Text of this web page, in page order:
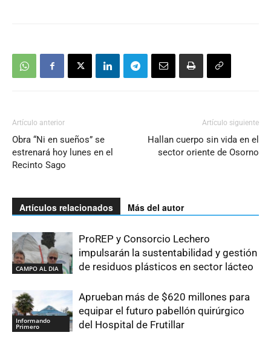
Artículo anterior
Obra “Ni en sueños” se
estrenará hoy lunes en el
Recinto Sago
Artículo siguiente
Hallan cuerpo sin vida en el
sector oriente de Osorno
Artículos relacionados Más del autor
CAMPO AL DIA
ProREP y Consorcio Lechero
impulsarán la sustentabilidad y gestión
de residuos plásticos en sector lácteo
Informando
Primero
Aprueban más de $620 millones para
equipar el futuro pabellón quirúrgico
del Hospital de Frutillar